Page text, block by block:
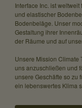
Interface Inc. ist
und elastischer
Bodenbeläge. Unser
Gestaltung ihrer
der Räume und auf
Unsere Mission
uns anzuschließen und
unsere Geschäfte so zu
ein lebenswertes Klima